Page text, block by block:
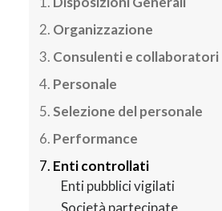
Organizzazione
Consulenti e collaboratori
Personale
Selezione del personale
Performance
Enti controllati
Enti pubblici vigilati
Società partecipate